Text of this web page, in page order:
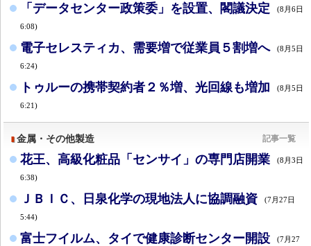
「データセンター政策委」を設置、閣議決定 (8月6日
6:08)
電子セレスティカ、需要増で従業員５割増へ (8月5日
6:24)
トゥルーの携帯契約者２％増、光回線も増加 (8月5日
6:21)
金属・その他製造 記事一覧
花王、高級化粧品「センサイ」の専門店開業 (8月3日
6:38)
ＪＢＩＣ、日泉化学の現地法人に協調融資 (7月27日
5:44)
富士フイルム、タイで健康診断センター開設
(7月27